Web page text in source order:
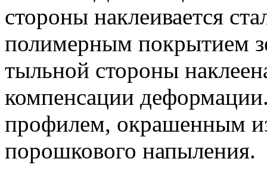
стороны наклеивается
полимерным покрытием
тыльной стороны
компенсации
профилем, окрашенным
порошкового напыления.